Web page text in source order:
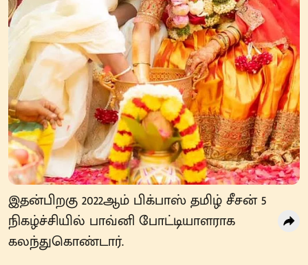
இதன்பிறகு 2022ஆம் பிக்பாஸ் தமிழ் சீசன் 5
நிகழ்ச்சியில் பாவ்னி போட்டியாளராக
கலந்துகொண்டார்.